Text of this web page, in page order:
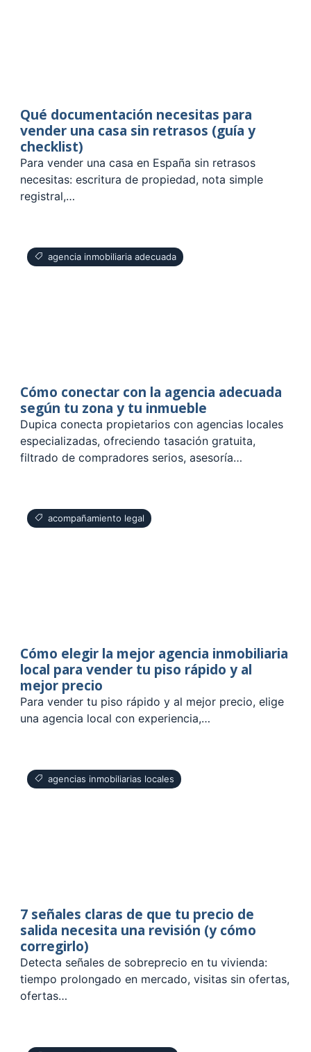
Qué documentación necesitas para
vender una casa sin retrasos (guía y
checklist)
Para vender una casa en España sin retrasos
necesitas: escritura de propiedad, nota simple
registral,…
agencia inmobiliaria adecuada
Cómo conectar con la agencia adecuada
según tu zona y tu inmueble
Dupica conecta propietarios con agencias locales
especializadas, ofreciendo tasación gratuita,
filtrado de compradores serios, asesoría…
acompañamiento legal
Cómo elegir la mejor agencia inmobiliaria
local para vender tu piso rápido y al
mejor precio
Para vender tu piso rápido y al mejor precio, elige
una agencia local con experiencia,…
agencias inmobiliarias locales
7 señales claras de que tu precio de
salida necesita una revisión (y cómo
corregirlo)
Detecta señales de sobreprecio en tu vivienda:
tiempo prolongado en mercado, visitas sin ofertas,
ofertas…